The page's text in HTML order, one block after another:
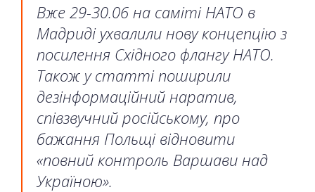
Вже 29-30.06 на саміті НАТО в
Мадриді ухвалили нову концепцію з
посилення Східного флангу НАТО.
Також у статті поширили
дезінформаційний наратив,
співзвучний російському, про
бажання Польщі відновити
«повний контроль Варшави над
Україною».